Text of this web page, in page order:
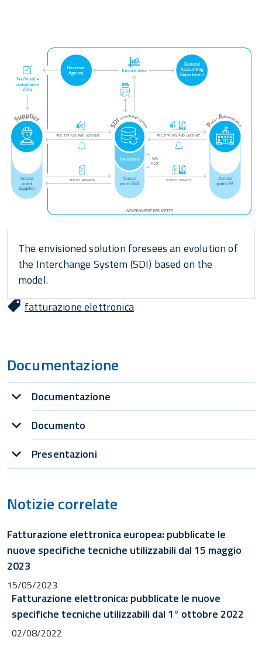
The envisioned solution foresees an evolution of
the Interchange System (SDI) based on the
model.
fatturazione elettronica
Documentazione
Documentazione
Documento
Presentazioni
Notizie correlate
Fatturazione elettronica europea: pubblicate le
nuove specifiche tecniche utilizzabili dal 15 maggio
2023
15/05/2023
Fatturazione elettronica: pubblicate le nuove
specifiche tecniche utilizzabili dal 1° ottobre 2022
02/08/2022